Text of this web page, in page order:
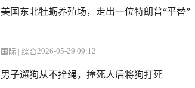
美国东北牡蛎养殖场，走出一位特朗普“平替”
国际 | 综合2026-05-29 09:12
男子遛狗从不拴绳，撞死人后将狗打死